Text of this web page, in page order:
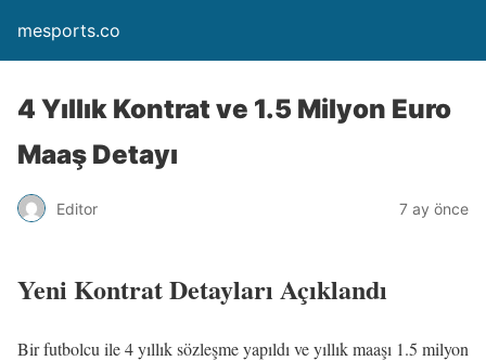
mesports.co
4 Yıllık Kontrat ve 1.5 Milyon Euro
Maaş Detayı
Editor 7 ay önce
Yeni Kontrat Detayları Açıklandı
Bir futbolcu ile 4 yıllık sözleşme yapıldı ve yıllık maaşı 1.5 milyon